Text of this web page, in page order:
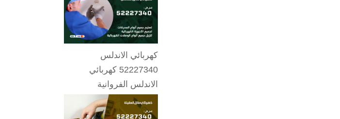
كهربائي الاندلس
52227340 كهربائي
الاندلس الفروانية